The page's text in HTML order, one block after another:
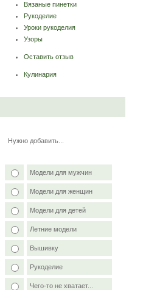
Вязаные пинетки
Рукоделие
Уроки рукоделия
Узоры
Оставить отзыв
Кулинария
Нужно добавить...
Модели для мужчин
Модели для женщин
Модели для детей
Летние модели
Вышивку
Рукоделие
Чего-то не хватает...